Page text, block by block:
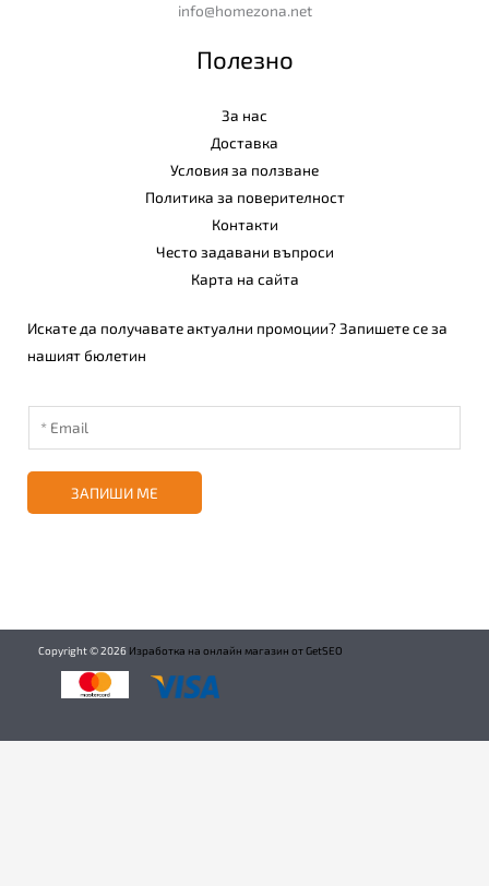
info@homezona.net
Полезно
За нас
Доставка
Условия за ползване
Политика за поверителност
Контакти
Често задавани въпроси
Карта на сайта
Искате да получавате актуални промоции? Запишете се за
нашият бюлетин
ЗАПИШИ МЕ
Copyright ©2026 Изработка на онлайн магазин от GetSEO